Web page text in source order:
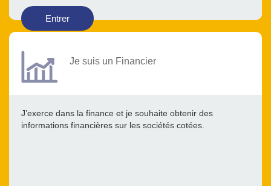
Entrer
Je suis un Financier
J’exerce dans la finance et je souhaite obtenir des
informations financières sur les sociétés cotées.